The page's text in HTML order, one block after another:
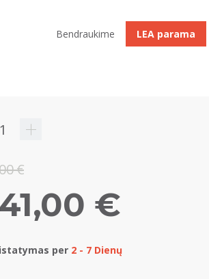
€
€
per 2 - 7 Dienų
Bendraukime LEA parama